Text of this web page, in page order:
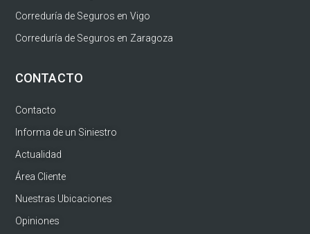
Correduría de Seguros en Vigo
Correduría de Seguros en Zaragoza
CONTACTO
Contacto
Informa de un Siniestro
Actualidad
Área Cliente
Nuestras Ubicaciones
Opiniones